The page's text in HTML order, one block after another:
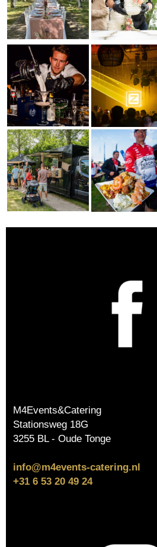
M4Events&Catering
Stationsweg 18G
3255 BL - Oude Tonge
info@m4events-catering.nl
+31 6 53 20 49 24